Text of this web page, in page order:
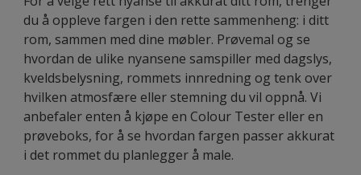
du å oppleve fargen i den rette sammenheng: i ditt
rom, sammen med dine møbler. Prøvemal og se
hvordan de ulike nyansene samspiller med dagslys,
kveldsbelysning, rommets innredning og tenk over
hvilken atmosfære eller stemning du vil oppnå. Vi
anbefaler enten å kjøpe en Colour Tester eller en
prøveboks, for å se hvordan fargen passer akkurat
i det rommet du planlegger å male.